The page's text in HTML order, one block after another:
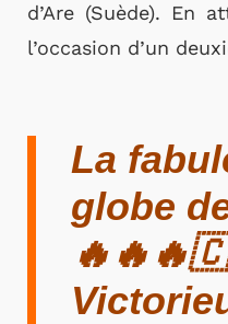
d’Are (Suède). En
l’occasion d’un
La
globe